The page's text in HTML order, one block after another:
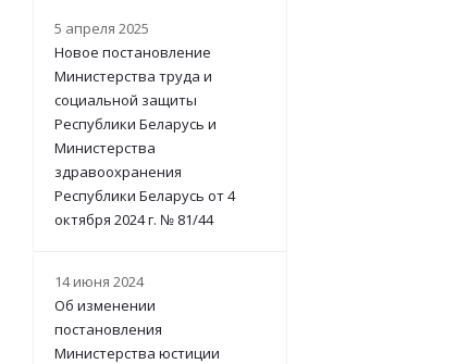
5 апреля 2025
Новое постановление
Министерства труда и
социальной защиты
Республики Беларусь и
Министерства
здравоохранения
Республики Беларусь от 4
октября 2024 г. № 81/44
14 июня 2024
Об изменении
постановления
Министерства юстиции